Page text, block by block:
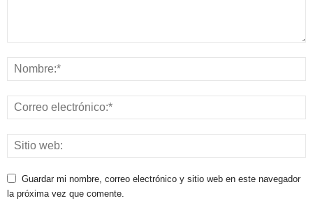
Guardar mi nombre, correo electrónico y sitio web en este navegador
la próxima vez que comente.